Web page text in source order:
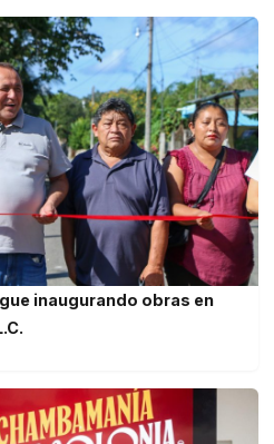
inaugurando obras en